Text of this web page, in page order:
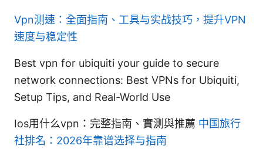
Vpn测速：全面指南、工具与实战技巧，提升VPN
速度与稳定性
Best vpn for ubiquiti your guide to secure
network connections: Best VPNs for Ubiquiti,
Setup Tips, and Real-World Use
Ios用什么vpn：完整指南、實測與推薦 中国旅行
社排名：2026年靠谱选择与指南